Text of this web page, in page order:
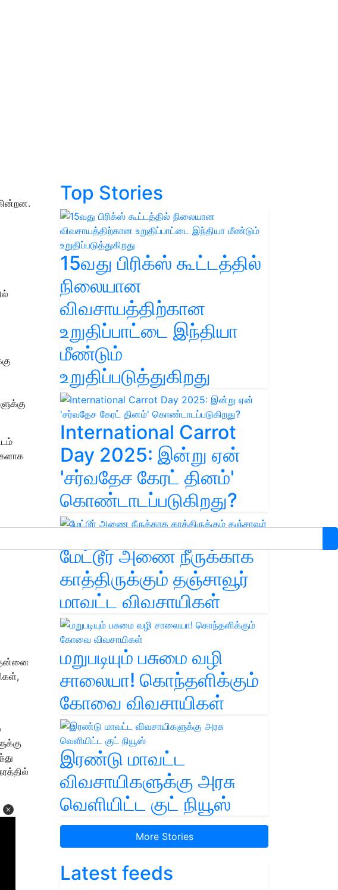
Top Stories
15வது பிரிக்ஸ் கூட்டத்தில்
நிலையான
விவசாயத்திற்கான
உறுதிப்பாட்டை இந்தியா
மீண்டும்
உறுதிப்படுத்துகிறது
International Carrot
Day 2025: இன்று ஏன்
'சர்வதேச கேரட் தினம்'
கொண்டாடப்படுகிறது?
மேட்டூர் அணை நீருக்காக
காத்திருக்கும் தஞ்சாவூர்
மாவட்ட விவசாயிகள்
மறுபடியும் பசுமை வழி
சாலையா! கொந்தளிக்கும்
கோவை விவசாயிகள்
இரண்டு மாவட்ட
விவசாயிகளுக்கு அரசு
வெளியிட்ட குட் நியூஸ்
More Stories
Latest feeds